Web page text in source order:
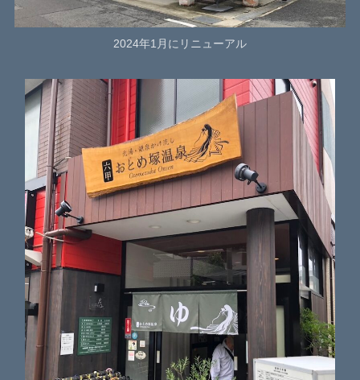
2024年1月にリニューアル